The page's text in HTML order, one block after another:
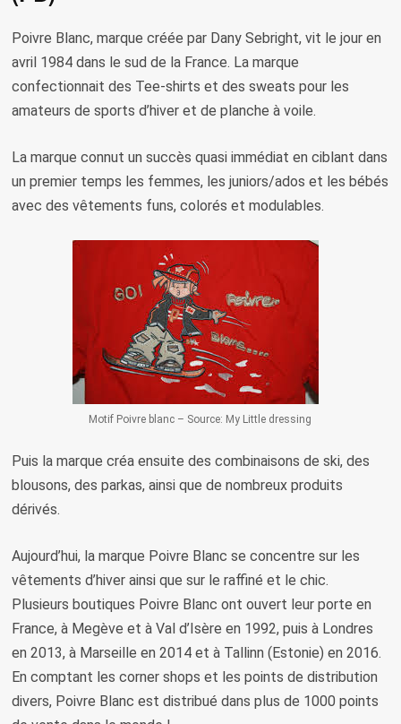
Poivre Blanc, marque créée par Dany Sebright, vit le jour en
avril 1984 dans le sud de la France. La marque
confectionnait des Tee-shirts et des sweats pour les
amateurs de sports d’hiver et de planche à voile.
La marque connut un succès quasi immédiat en ciblant dans
un premier temps les femmes, les juniors/ados et les bébés
avec des vêtements funs, colorés et modulables.
Motif Poivre blanc – Source: My Little dressing
Puis la marque créa ensuite des combinaisons de ski, des
blousons, des parkas, ainsi que de nombreux produits
dérivés.
Aujourd’hui, la marque Poivre Blanc se concentre sur les
vêtements d’hiver ainsi que sur le raffiné et le chic.
Plusieurs boutiques Poivre Blanc ont ouvert leur porte en
France, à Megève et à Val d’Isère en 1992, puis à Londres
en 2013, à Marseille en 2014 et à Tallinn (Estonie) en 2016.
En comptant les corner shops et les points de distribution
divers, Poivre Blanc est distribué dans plus de 1000 points